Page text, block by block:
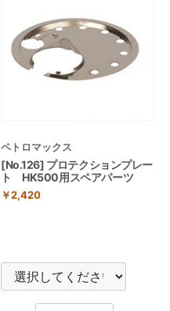
ペトロマックス
[No.126] プロテクションプレー
ト HK500用スペアパーツ
￥2,420